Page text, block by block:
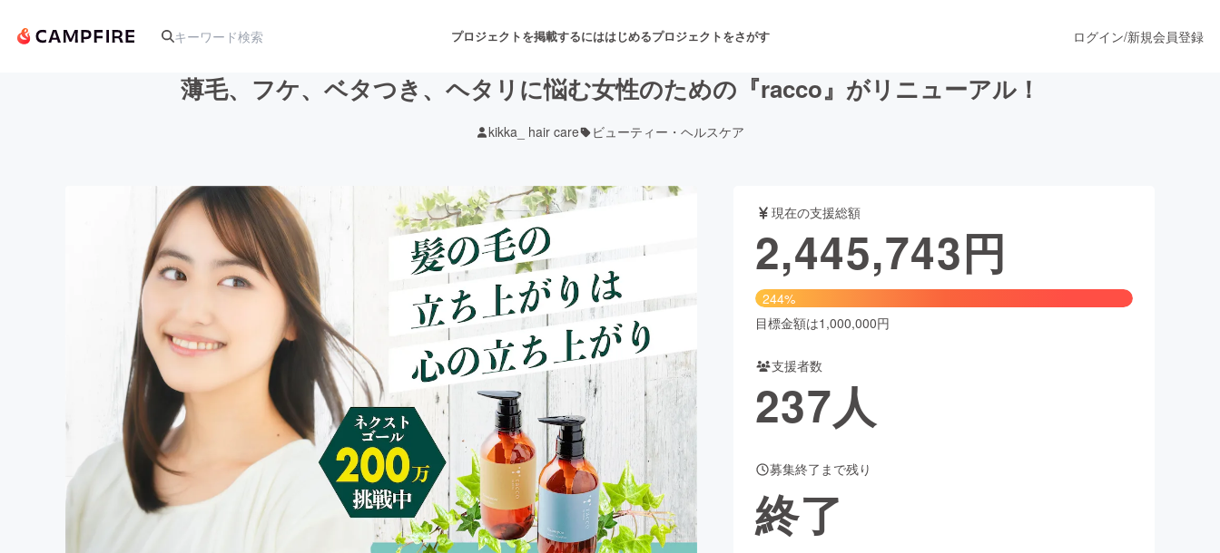
プロジェクトを掲載するにははじめるプロジェクトをさがす
アート・写真 音楽 舞台・パフォーマンス
テクノロジー・ガジェット ゲーム・サービス開発 フード・飲食店 ファッション
映像・映画 書籍・雑誌出版
ビジネス・起業 チャレンジ ビューティー・ヘルスケア
まちづくり・地域活性化
CAMPFIRE for Social GoodCAMPFIRE Creation
CAMPFIREふるさと納税machi-ya コミュニティ
ログイン/新規会員登録
薄毛、フケ、ベタつき、ヘタリに悩む女性のための『racco』がリニューアル！
kikka_ hair care ビューティー・ヘルスケア
現在の支援総額
2,445,743円
244%
目標金額は1,000,000円
支援者数
237人
募集終了まで残り
終了